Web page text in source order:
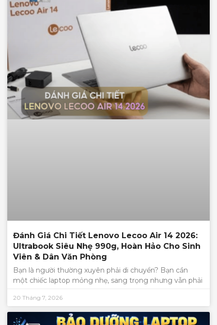
Đánh Giá Chi Tiết Lenovo Lecoo Air 14 2026:
Ultrabook Siêu Nhẹ 990g, Hoàn Hảo Cho Sinh
Viên & Dân Văn Phòng
Bạn là người thường xuyên phải di chuyển? Bạn cần
một chiếc laptop mỏng nhẹ, sang trọng nhưng vẫn phải
20 Tháng 7, 2026